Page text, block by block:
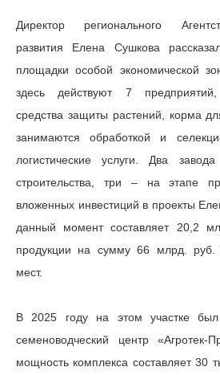
Директор регионального
развития Елена Сушкова
площадки особой экономической
здесь действуют 7
средства защиты растений, корма
занимаются обработкой и
логистические услуги. Два
строительства, три – на этапе
вложенных инвестиций в проекты
данный момент составляет 20,2
продукции на сумму 66 млрд. руб.
мест.
В 2025 году на этом участке был
семеноводческий центр «Агротек-
мощность комплекса составляет 30